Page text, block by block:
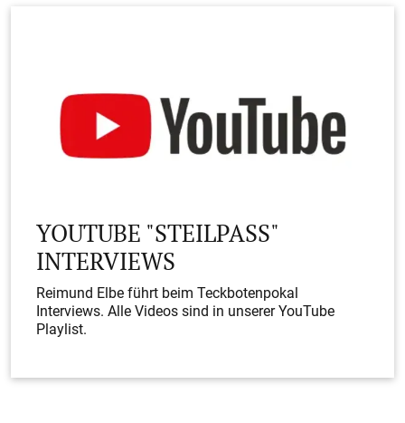
Die Grafenberger rocken das Zelt
Florian Schlote (Torwart, TSV Jesingen
YOUTUBE "STEILPASS"
INTERVIEWS
Reimund Elbe führt beim Teckbotenpokal
Interviews. Alle Videos sind in unserer YouTube
Playlist.